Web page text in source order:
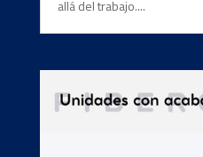
allá del trabajo....